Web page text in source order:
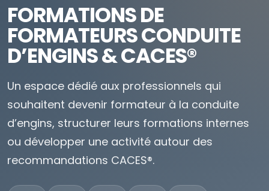
FORMATIONS DE
FORMATEURS CONDUITE
D’ENGINS & CACES®
Un espace dédié aux professionnels qui
souhaitent devenir formateur à la conduite
d’engins, structurer leurs formations internes
ou développer une activité autour des
recommandations CACES®.